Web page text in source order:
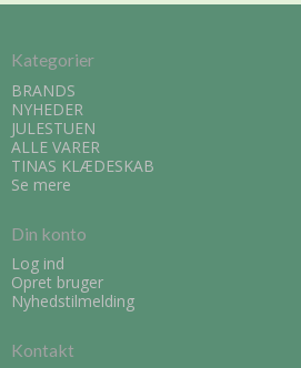
Kategorier
BRANDS
NYHEDER
JULESTUEN
ALLE VARER
TINAS KLÆDESKAB
Se mere
Din konto
Log ind
Opret bruger
Nyhedstilmelding
Kontakt